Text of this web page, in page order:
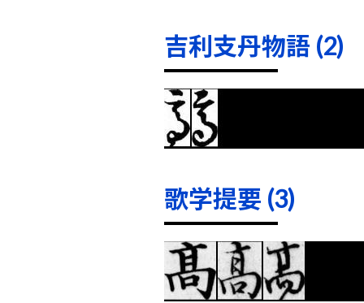
吉利支丹物語 (2)
歌学提要 (3)